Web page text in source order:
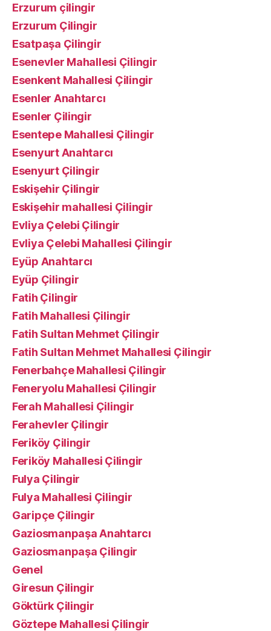
Erzurum çilingir
Erzurum Çilingir
Esatpaşa Çilingir
Esenevler Mahallesi Çilingir
Esenkent Mahallesi Çilingir
Esenler Anahtarcı
Esenler Çilingir
Esentepe Mahallesi Çilingir
Esenyurt Anahtarcı
Esenyurt Çilingir
Eskişehir Çilingir
Eskişehir mahallesi Çilingir
Evliya Çelebi Çilingir
Evliya Çelebi Mahallesi Çilingir
Eyüp Anahtarcı
Eyüp Çilingir
Fatih Çilingir
Fatih Mahallesi Çilingir
Fatih Sultan Mehmet Çilingir
Fatih Sultan Mehmet Mahallesi Çilingir
Fenerbahçe Mahallesi Çilingir
Feneryolu Mahallesi Çilingir
Ferah Mahallesi Çilingir
Ferahevler Çilingir
Feriköy Çilingir
Feriköy Mahallesi Çilingir
Fulya Çilingir
Fulya Mahallesi Çilingir
Garipçe Çilingir
Gaziosmanpaşa Anahtarcı
Gaziosmanpaşa Çilingir
Genel
Giresun Çilingir
Göktürk Çilingir
Göztepe Mahallesi Çilingir